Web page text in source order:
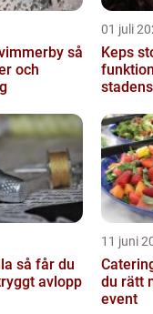
så
och
01 juli
Keps
avlopp
11 juni
Catering
du rätt
event